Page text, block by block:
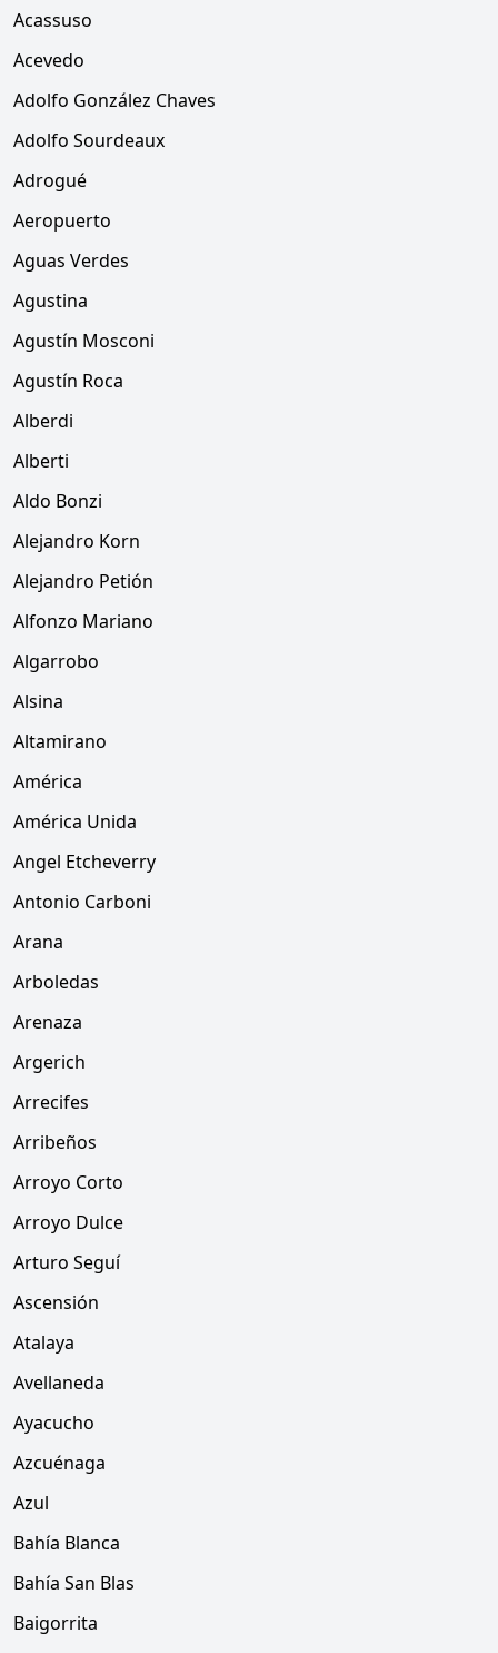
Acassuso
Acevedo
Adolfo González Chaves
Adolfo Sourdeaux
Adrogué
Aeropuerto
Aguas Verdes
Agustina
Agustín Mosconi
Agustín Roca
Alberdi
Alberti
Aldo Bonzi
Alejandro Korn
Alejandro Petión
Alfonzo Mariano
Algarrobo
Alsina
Altamirano
América
América Unida
Angel Etcheverry
Antonio Carboni
Arana
Arboledas
Arenaza
Argerich
Arrecifes
Arribeños
Arroyo Corto
Arroyo Dulce
Arturo Seguí
Ascensión
Atalaya
Avellaneda
Ayacucho
Azcuénaga
Azul
Bahía Blanca
Bahía San Blas
Baigorrita